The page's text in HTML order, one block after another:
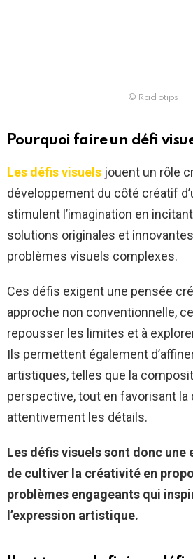
© Radiotips
Pourquoi faire un défi
Les défis visuels jouent un rôle
développement du côté créatif
stimulent l’imagination en
solutions originales et
problèmes visuels complexes.
Ces défis exigent une pensée
approche non conventionnelle,
repousser les limites et à
Ils permettent également
artistiques, telles que la
perspective, tout en favorisant la
attentivement les détails.
Les défis visuels sont donc une
de cultiver la créativité en
problèmes engageants qui
l’expression artistique.